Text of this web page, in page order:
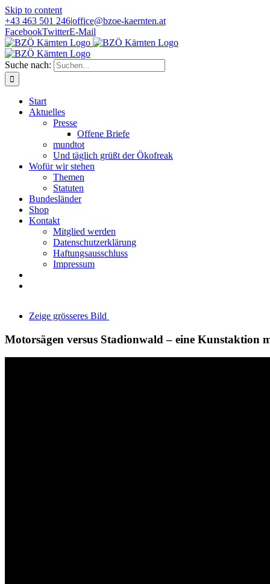
Skip to content
+43 463 501 246|office@bzoe-kaernten.at
FacebookTwitterE-Mail
Suche nach:
Start
Aktuelles
Presse
Offene Briefe
mundtot
Und täglich grüßt der Ökofreak
Wofür wir stehen
Themen
Statuten
Bundesländer
Shop
Kontakt
Mitglied werden
Datenschutzerklärung
Haftungsausschluss
Impressum
Zeige grösseres Bild
Motorsägen versus Stadionwald – eine Kunstaktion